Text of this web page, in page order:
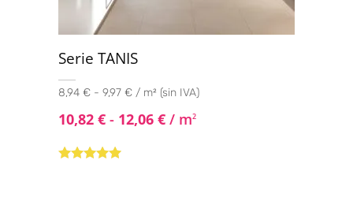
Serie TANIS
8,94 € - 9,97 € / m² (sin IVA)
10,82 € - 12,06 € / m2